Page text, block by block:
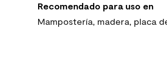
Recomendado para uso en
Mampostería, madera, placa